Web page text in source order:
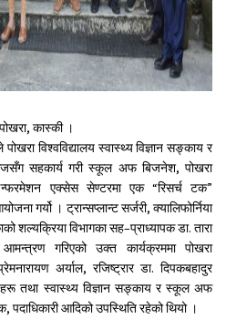
कास्की ।
विश्वविद्यालय स्वास्थ्य विज्ञान सङ्काय र
सहकार्य गरी स्कूल अफ बिजनेश, पोखरा
एक्सेस सेण्टरमा एक “रिसर्च टक”
गर्यो । ट्रान्सप्लान्ट सर्जरी, क्यालिफोर्निया
शल्यक्रिया विभागका सह–प्राध्यापक डा. तारा
गरिएको उक्त कार्यक्रममा पोखरा
अर्याल, रजिष्ट्रार डा. दिपकबहादुर
तथा स्वास्थ्य विज्ञान सङ्काय र स्कूल अफ
आदिको उपस्थिति रहेको थियो ।